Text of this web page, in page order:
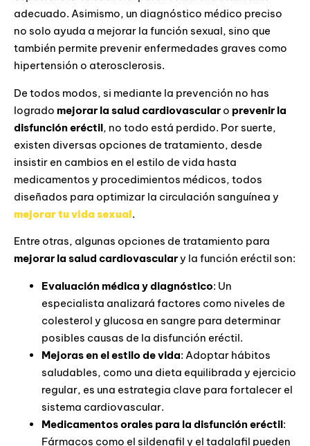
adecuado. Asimismo, un diagnóstico médico preciso
no solo ayuda a mejorar la función sexual, sino que
también permite prevenir enfermedades graves como
hipertensión o aterosclerosis.
De todos modos, si mediante la prevención no has
logrado mejorar la salud cardiovascular o prevenir la
disfunción eréctil, no todo está perdido. Por suerte,
existen diversas opciones de tratamiento, desde
insistir en cambios en el estilo de vida hasta
medicamentos y procedimientos médicos, todos
diseñados para optimizar la circulación sanguínea y
mejorar tu vida sexual.
Entre otras, algunas opciones de tratamiento para
mejorar la salud cardiovasculary la función eréctil son:
Evaluación médica y diagnóstico: Un
especialista analizará factores como niveles de
colesterol y glucosa en sangre para determinar
posibles causas de la disfunción eréctil.
Mejoras en el estilo de vida: Adoptar hábitos
saludables, como una dieta equilibrada y ejercicio
regular, es una estrategia clave para fortalecer el
sistema cardiovascular.
Medicamentos orales para la disfunción eréctil:
Fármacos como el sildenafil y el tadalafil pueden